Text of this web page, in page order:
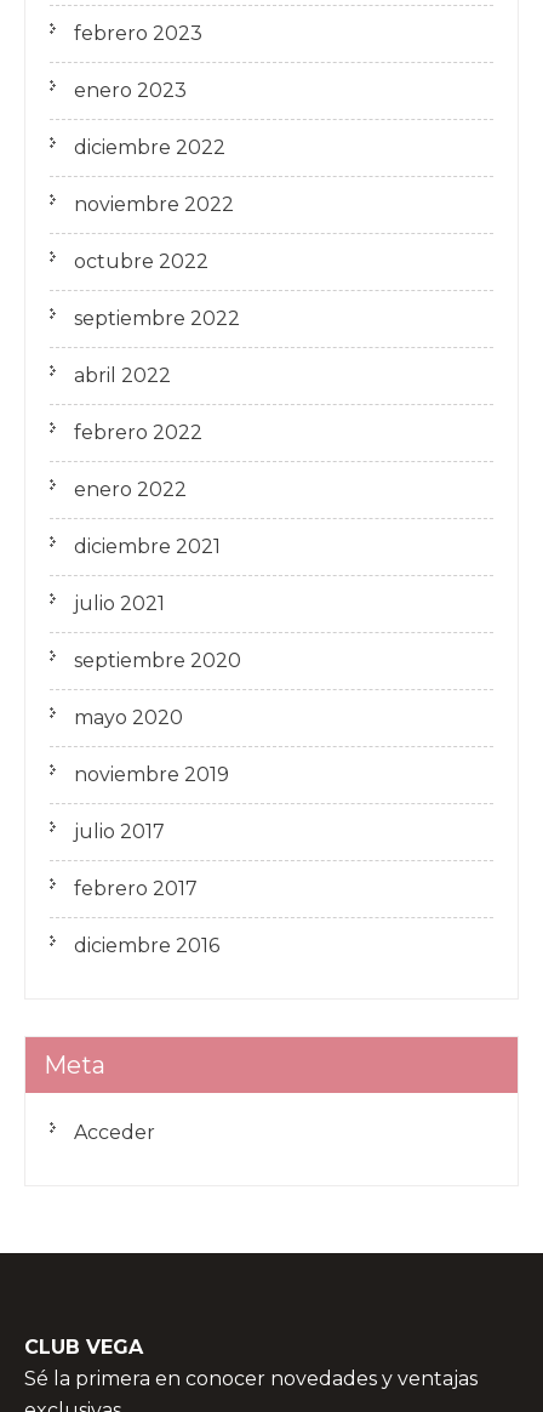
febrero 2023
enero 2023
diciembre 2022
noviembre 2022
octubre 2022
septiembre 2022
abril 2022
febrero 2022
enero 2022
diciembre 2021
julio 2021
septiembre 2020
mayo 2020
noviembre 2019
julio 2017
febrero 2017
diciembre 2016
Meta
Acceder
CLUB VEGA
Sé la primera en conocer novedades y ventajas